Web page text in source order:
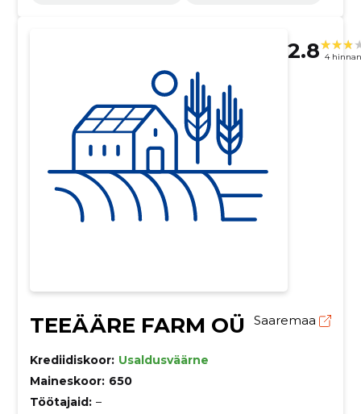
2.8 4
TEEÄÄRE FARM OÜ Saaremaa
Krediidiskoor: Usaldusväärne
Maineskoor: 650
Töötajaid: –